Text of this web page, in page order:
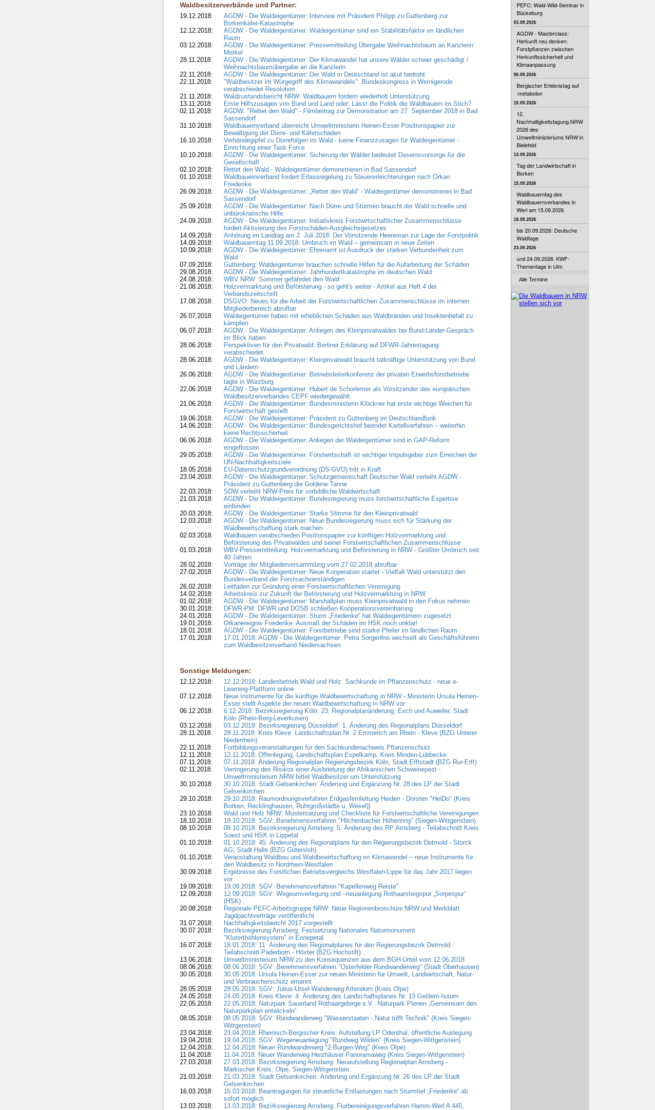
Waldbesitzerverbände und Partner:
19.12.2018:
AGDW - Die Waldeigentümer: Interview mit Präsident Philipp zu Guttenberg zur
Borkenkäfer-Katastrophe
12.12.2018:
AGDW - Die Waldeigentümer: Waldeigentümer sind ein Stabilitätsfaktor im ländlichen
Raum
03.12.2018:
AGDW - Die Waldeigentümer: Pressemitteilung Übergabe Weihnachtsbaum an Kanzlerin
Merkel
28.11.2018:
AGDW - Die Waldeigentümer: Der Klimawandel hat unsere Wälder schwer geschädigt /
Weihnachtsbaumübergabe an die Kanzlerin
22.11.2018:
AGDW - Die Waldeigentümer: Der Wald in Deutschland ist akut bedroht
22.11.2018:
"Waldbesitzer im Würgegriff des Klimawandels": Bundeskongress in Wernigerode
verabschiedet Resolution
21.11.2018:
Waldzustandsbericht NRW: Waldbauern fordern wiederholt Unterstützung
13.11.2018:
Erste Hilfszusagen von Bund und Land oder: Lässt die Politik die Waldbauern im Stich?
02.11.2018:
AGDW: "Rettet den Wald" - Filmbeitrag zur Demonstration am 27. September 2018 in Bad
Sassendorf
31.10.2018:
Waldbauernverband überreicht Umweltministerin Heinen-Esser Positionspapier zur
Bewältigung der Dürre- und Käferschäden
16.10.2018:
Verbändegipfel zu Dürrefolgen im Wald - keine Finanzzusagen für Waldeigentümer -
Einrichtung einer Task Force
10.10.2018:
AGDW - Die Waldeigentümer: Sicherung der Wälder bedeutet Daseinsvorsorge für die
Gesellschaft
02.10.2018:
Rettet den Wald - Waldeigentümer demonstrieren in Bad Sassendorf
01.10.2018:
Waldbauernverband fordert Erlassregelung zu Steuererleichterungen nach Orkan
Friederike
26.09.2018:
AGDW - Die Waldeigentümer: „Rettet den Wald“ - Waldeigentümer demonstrieren in Bad
Sassendorf
25.09.2018:
AGDW - Die Waldeigentümer: Nach Dürre und Stürmen braucht der Wald schnelle und
unbürokratische Hilfe
24.09.2018:
AGDW - Die Waldeigentümer: Initiativkreis Forstwirtschaftlicher Zusammenschlüsse
fordert Aktivierung des Forstschäden-Ausgleichsgesetzes
14.09.2018:
Anhörung im Landtag am 2. Juli 2018: Der Vorsitzende Heereman zur Lage der Forstpolitik
14.09.2018:
Waldbauerntag 11.09.2018: Umbruch im Wald – gemeinsam in neue Zeiten
10.09.2018:
AGDW - Die Waldeigentümer: Ehrenamt ist Ausdruck der starken Verbundenheit zum
Wald
07.09.2018:
Guttenberg: Waldeigentümer brauchen schnelle Hilfen für die Aufarbeitung der Schäden
29.08.2018:
AGDW - Die Waldeigentümer: Jahrhundertkatastrophe im deutschen Wald
24.08.2018:
WBV NRW: Sommer gefährdet den Wald
21.08.2018:
Holzvermarktung und Beförsterung - so geht's weiter - Artikel aus Heft 4 der
Verbandszeitschrift
17.08.2018:
DSGVO: Neues für die Arbeit der Forstwirtschaftlichen Zusammenschlüsse im internen
Mitgliederbereich abrufbar
26.07.2018:
Waldeigentümer haben mit erheblichen Schäden aus Waldbränden und Insektenbefall zu
kämpfen
06.07.2018:
AGDW - Die Waldeigentümer: Anliegen des Kleinprivatwaldes bei Bund-Länder-Gespräch
im Blick haben
28.06.2018:
Perspektiven für den Privatwald: Berliner Erklärung auf DFWR-Jahrestagung
verabschiedet
28.06.2018:
AGDW - Die Waldeigentümer: Kleinprivatwald braucht tatkräftige Unterstützung von Bund
und Ländern
26.06.2018:
AGDW - Die Waldeigentümer: Betriebsleiterkonferenz der privaten Erwerbsforstbetriebe
tagte in Würzburg
22.06.2018:
AGDW - Die Waldeigentümer: Hubert de Schorlemer als Vorsitzender des europäischen
Waldbesitzerverbandes CEPF wiedergewählt
21.06.2018:
AGDW - Die Waldeigentümer: Bundesministerin Klöckner hat erste wichtige Weichen für
Forstwirtschaft gestellt
19.06.2018:
AGDW - Die Waldeigentümer: Präsident zu Guttenberg im Deutschlandfunk
14.06.2018:
AGDW - Die Waldeigentümer: Bundesgerichtshof beendet Kartellverfahren – weiterhin
keine Rechtssicherheit
06.06.2018:
AGDW - Die Waldeigentümer: Anliegen der Waldeigentümer sind in GAP-Reform
eingeflossen
29.05.2018:
AGDW - Die Waldeigentümer: Forstwirtschaft ist wichtiger Impulsgeber zum Erreichen der
UN-Nachhaltigkeitsziele
18.05.2018:
EU-Datenschutzgrundverordnung (DS-GVO) tritt in Kraft
23.04.2018:
AGDW - Die Waldeigentümer: Schutzgemeinschaft Deutscher Wald verleiht AGDW -
Präsident zu Guttenberg die Goldene Tanne
22.03.2018:
SDW verleiht NRW-Preis für vorbildliche Waldwirtschaft
21.03.2018:
AGDW - Die Waldeigentümer: Bundesregierung muss forstwirtschaftliche Expertise
einbinden
20.03.2018:
AGDW - Die Waldeigentümer: Starke Stimme für den Kleinprivatwald
12.03.2018:
AGDW - Die Waldeigentümer: Neue Bundesregierung muss sich für Stärkung der
Waldbewirtschaftung stark machen
02.03.2018:
Waldbauern verabschieden Positionspapier zur künftigen Holzvermarktung und
Beförsterung des Privatwaldes und seiner Forstwirtschaftlichen Zusammenschlüsse
01.03.2018:
WBV-Pressemitteilung: Holzvermarktung und Beförsterung in NRW - Größter Umbruch seit
40 Jahren
28.02.2018:
Vorträge der Mitgliederversammlung vom 27.02.2018 abrufbar
27.02.2018:
AGDW - Die Waldeigentümer: Neue Kooperation startet - Vielfalt Wald unterstützt den
Bundesverband der Forstsachverständigen
26.02.2018:
Leitfaden zur Gründung einer Forstwirtschaftlichen Vereinigung
14.02.2018:
Arbeitskreis zur Zukunft der Beförsterung und Holzvermarktung in NRW
01.02.2018:
AGDW - Die Waldeigentümer: Marshallplan muss Kleinprivatwald in den Fokus nehmen
30.01.2018:
DFWR-PM: DFWR und DOSB schließen Kooperationsvereinbarung
24.01.2018:
AGDW - Die Waldeigentümer: Sturm „Friederike“ hat Waldeigentümern zugesetzt
19.01.2018:
Orkanereignis Friederike: Ausmaß der Schäden im HSK noch unklar!
18.01.2018:
AGDW - Die Waldeigentümer: Forstbetriebe sind starke Pfeiler im ländlichen Raum
17.01.2018:
17.01.2018: AGDW - Die Waldeigentümer: Petra Sorgenfrei wechselt als Geschäftsführerin
zum Waldbesitzerverband Niedersachsen
Sonstige Meldungen:
12.12.2018:
12.12.2018: Landesbetrieb Wald und Holz: Sachkunde im Pflanzenschutz - neue e-
Learning-Plattform online
07.12.2018:
Neue Instrumente für die künftige Waldbewirtschaftung in NRW - Ministerin Ursula Heinen-
Esser stellt Aspekte der neuen Waldbewirtschaftung in NRW vor
06.12.2018:
6.12.2018: Bezirksregierung Köln: 23. Regionalplanänderung, Esch und Auweiler, Stadt
Köln (Rhein-Berg-Leverkusen)
03.12.2018:
03.12.2019: Bezirksregierung Düsseldorf: 1. Änderung des Regionalplans Düsseldorf
28.11.2018:
28.11.2018: Kreis Kleve: Landschaftsplan Nr. 2 Emmerich am Rhein - Kleve (BZG Unterer
Niederrhein)
22.11.2018:
Fortbildungsveranstaltungen für den Sachkundenachweis Pflanzenschutz
12.11.2018:
12.11.2018: Offenlegung, Landschaftsplan Espelkamp, Kreis Minden-Lübbecke
07.11.2018:
07.11.2018: Änderung Regionalplan Regierungsbezirk Köln, Stadt Erftstadt (BZG Rur-Erft)
02.11.2018:
Verringerung des Risikos einer Ausbreitung der Afrikanischen Schweinepest -
Umweltministerium NRW bittet Waldbesitzer um Unterstützung
30.10.2018:
30.10.2018: Stadt Gelsenkirchen: Änderung und Ergänzung Nr. 28 des LP der Stadt
Gelsenkirchen
29.10.2018:
29.10.2018: Raumordnungsverfahren Erdgasfernleitung Heiden - Dorsten "HeiDo" (Kreis
Borken, Recklinghausen, Ruhrgroßstädte u. Wesel))
23.10.2018:
Wald und Holz NRW: Mustersatzung und Checkliste für Forstwirtschaftliche Vereinigungen
18.10.2018:
18.10.2018: SGV: Benehmensverfahren "Hilchenbacher Höhenring" (Siegen-Wittgenstein)
08.10.2018:
08.10.2018: Bezirksregierung Arnsberg: 5. Änderung des RP Arnsberg - Teilabschnitt Kreis
Soest und HSK in Lippetal
01.10.2018:
01.10.2018: 45. Änderung des Regionalplans für den Regierungsbezirk Detmold - Storck
AG, Stadt Halle (BZG Gütersloh)
01.10.2018:
Veranstaltung Waldbau und Waldbewirtschaftung im Klimawandel – neue Instrumente für
den Waldbesitz in Nordrhein-Westfalen
30.09.2018:
Ergebnisse des Forstlichen Betriebsvergleichs Westfalen-Lippe für das Jahr 2017 liegen
vor
19.09.2018:
19.09.2018: SGV: Benehmensverfahren "Kapellenweg Reiste"
12.09.2018:
12.09.2018: SGV: Wegeumverlegung und –neuanlegung Rothaarsteigspur „Sorpespur“
(HSK)
20.08.2018:
Regionale PEFC-Arbeitsgruppe NRW: Neue Regionenbroschüre NRW und Merkblatt
Jagdpachtverträge veröffentlicht
31.07.2018:
Nachhaltigkeitsbericht 2017 vorgestellt
30.07.2018:
Bezirksregierung Arnsberg: Festsetzung Nationales Naturmonument
"Kluterthöhlensystem" in Ennepetal
16.07.2018:
18.01.2018: 11. Änderung des Regionalplanes für den Regierungsbezirk Detmold
Teilabschnitt Paderborn - Höxter (BZG Hochstift)
13.06.2018:
Umweltministerium NRW zu den Konsequenzen aus dem BGH-Urteil vom 12.06.2018
08.06.2018:
08.06.2018: SGV: Benehmensverfahren "Osterfelder Rundwanderweg" (Stadt Oberhausen)
30.05.2018:
30.05.2018: Ursula Heinen-Esser zur neuen Ministerin für Umwelt, Landwirtschaft, Natur-
und Verbraucherschutz ernannt
28.05.2018:
28.05.2018: SGV: Julius-Ursel-Wanderweg Attendorn (Kreis Olpe)
24.05.2018:
24.05.2018: Kreis Kleve: 4. Änderung des Landschaftsplanes Nr. 13 Geldern-Issum
22.05.2018:
22.05.2018: Naturpark Sauerland Rothaargebirge e.V.: Naturpark Plenen „Gemeinsam den
Naturparkplan entwickeln“
08.05.2018:
08.05.2018: SGV: Rundwanderweg "Wasserstaaten - Natur trifft Technik" (Kreis Siegen-
Wittgenstein)
23.04.2018:
23.04.2018: Rheinisch-Bergischer Kreis: Aufstellung LP Odenthal, öffentliche Auslegung
19.04.2018:
19.04.2018: SGV: Wegeneuanlegung "Rundweg Wilden" (Kreis Siegen-Wittgenstein)
12.04.2018:
12.04.2018: Neuer Rundwanderweg "2-Burgen-Weg" (Kreis Olpe)
11.04.2018:
11.04.2018: Neuer Wanderweg Herzhäuser Panoramaweg (Kreis Siegen-Wittgenstein)
27.03.2018:
27.03.2018: Bezirksregierung Arnsberg: Neuaufstellung Regionalplan Arnsberg -
Märkischer Kreis, Olpe, Siegen-Wittgenstein
21.03.2018:
21.03.2018: Stadt Gelsenkirchen: Änderung und Ergänzung Nr. 26 des LP der Stadt
Gelsenkirchen
16.03.2018:
16.03.2018: Beantragungen für steuerliche Entlastungen nach Sturmtief „Friederike“ ab
sofort möglich
13.03.2018:
13.03.2018: Bezirksregierung Arnsberg: Flurbereinigungsverfahren Hamm-Werl A 445,
PEFC: Wald-Wild-Seminar in
Bückeburg
03.09.2026
AGDW - Masterclass:
Herkunft neu denken:
Forstpflanzen zwischen
Herkunftssicherheit und
Klimaanpassung
06.09.2026
Bergischer Erlebnistag auf
:metabolon
10.09.2026
12.
Nachhaltigkeitstagung.NRW
2026 des
Umweltministeriums NRW in
Bielefeld
13.09.2026
Tag der Landwirtschaft in
Borken
15.09.2026
Waldbauerntag des
Waldbauernverbandes in
Werl am 15.09.2026
18.09.2026
bis 20.09.2026: Deutsche
Waldtage
23.09.2026
und 24.09.2026: KWF-
Thementage in Ulm
Alle Termine